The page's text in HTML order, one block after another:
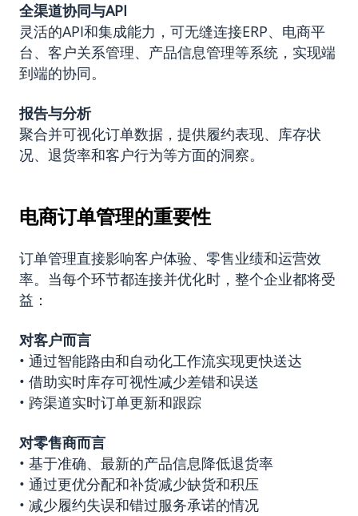
全渠道协同与API
灵活的API和集成能力，可无缝连接ERP、电商平
台、客户关系管理、产品信息管理等系统，实现端
到端的协同。
报告与分析
聚合并可视化订单数据，提供履约表现、库存状
况、退货率和客户行为等方面的洞察。
电商订单管理的重要性
订单管理直接影响客户体验、零售业绩和运营效
率。当每个环节都连接并优化时，整个企业都将受
益：
对客户而言
• 通过智能路由和自动化工作流实现更快送达
• 借助实时库存可视性减少差错和误送
• 跨渠道实时订单更新和跟踪
对零售商而言
• 基于准确、最新的产品信息降低退货率
• 通过更优分配和补货减少缺货和积压
• 减少履约失误和错过服务承诺的情况